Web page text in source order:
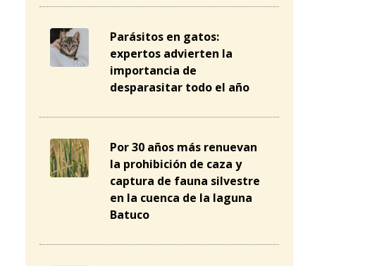
Parásitos en gatos:
expertos advierten la
importancia de
desparasitar todo el año
Por 30 años más renuevan
la prohibición de caza y
captura de fauna silvestre
en la cuenca de la laguna
Batuco